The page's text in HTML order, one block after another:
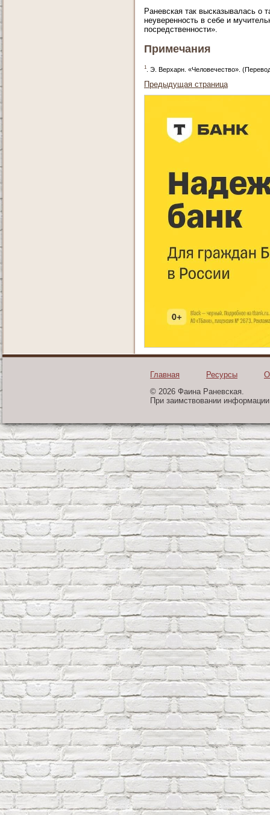
Раневская так высказывалась о
неуверенность в себе и
посредственности».
Примечания
1 . Э. Верхарн. «Человечество».
Предыдущая страница
Главная Ресурсы
© 2026 Фаина Раневская.
При заимствовании